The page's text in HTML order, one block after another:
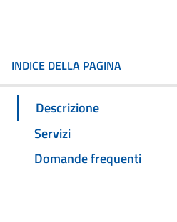
INDICE DELLA PAGINA
Descrizione
Servizi
Domande frequenti